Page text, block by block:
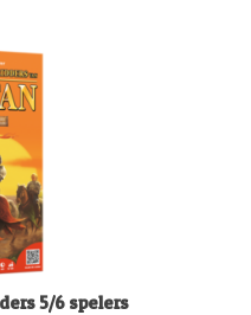
5/6 spelers